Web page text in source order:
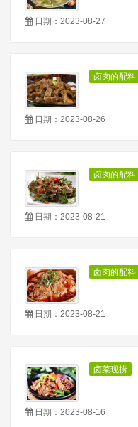
日期：2023-08-27
卤肉的配料
日期：2023-08-26
卤肉的配料
日期：2023-08-21
卤肉的配料
日期：2023-08-21
卤菜现捞
日期：2023-08-16